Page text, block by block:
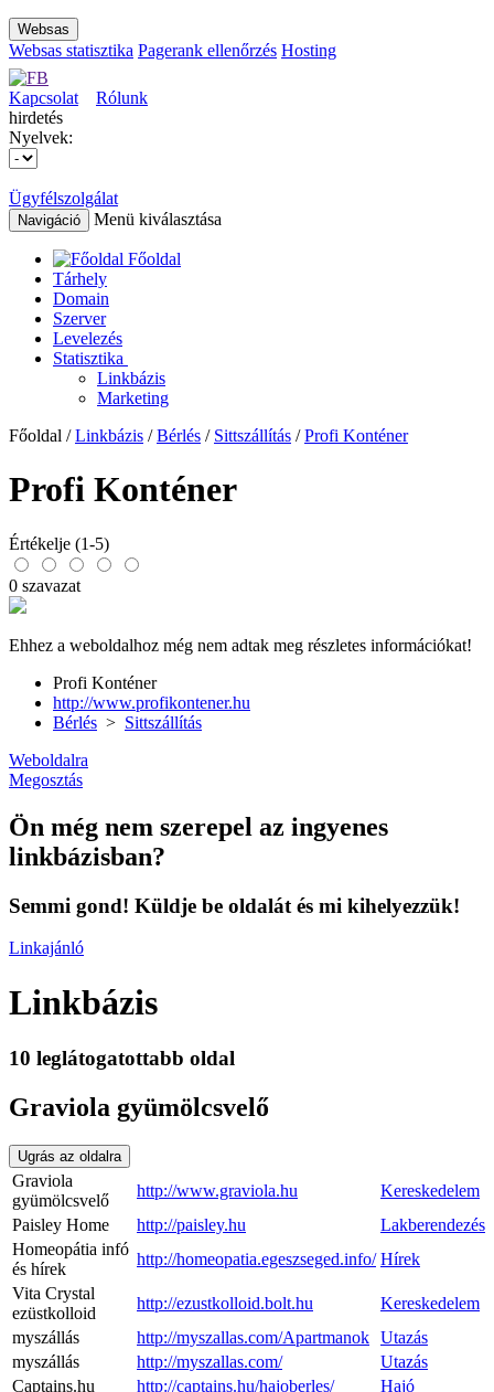
Websas
Websas statisztika Pagerank ellenőrzés Hosting
Kapcsolat
Rólunk
hirdetés
Nyelvek:
Ügyfélszolgálat
Navigáció Menü kiválasztása
Főoldal
Tárhely
Domain
Szerver
Levelezés
Statisztika
Linkbázis
Marketing
Főoldal /Linkbázis /Bérlés / Sittszállítás /Profi Konténer
Profi Konténer
Értékelje (1-5)
0 szavazat
Ehhez a weboldalhoz még nem adtak meg részletes információkat!
Profi Konténer
http://www.profikontener.hu
Bérlés > Sittszállítás
Weboldalra
Megosztás
Ön még nem szerepel az ingyenes
linkbázisban?
Semmi gond! Küldje be oldalát és mi kihelyezzük!
Linkajánló
Linkbázis
10 leglátogatottabb oldal
Graviola gyümölcsvelő
Ugrás az oldalra
Graviola
gyümölcsvelő
http://www.graviola.hu
Kereskedelem
Paisley Home
http://paisley.hu
Lakberendezés
Homeopátia infó
és hírek
http://homeopatia.egeszseged.info/ Hírek
Vita Crystal
ezüstkolloid
http://ezustkolloid.bolt.hu
Kereskedelem
myszállás
http://myszallas.com/Apartmanok Utazás
myszállás
http://myszallas.com/
Utazás
Captains.hu
http://captains.hu/hajoberles/
Hajó